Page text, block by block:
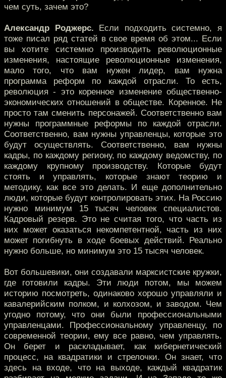
чем суть, зачем это?
Александр Роджерс. Если подходить системно, я
тоже писал ряд статей в свое время об этом... Если
вы хотите системно производить революционные
изменения, настоящие революционные изменения,
мало того, что вам нужен лидер, вам нужна
программа реформ по каждой отрасли. То есть,
революция - это коренное изменение общественно-
экономических отношений в обществе. Коренное. Не
просто там сменить персонажей. Соответственно вам
нужны программные реформы по каждой отрасли.
Соответственно, вам нужны управленцы, которые это
будут осуществлять. Соответственно, вам нужны
кадры, по каждому региону, по каждому ведомству, по
каждому крупному производству. Которые будут
стоять и управлять, которые знают теорию и
методику, как все это делать. И еще дополнительно
люди, которые будут контролировать этих. На Россию
нужно минимум 15 тысяч человек специалистов.
Кадровый резерв. Это не считая того, что часть из
них может оказаться некомпетентной, часть из них
может погибнуть в ходе боевых действий. Реально
нужно больше, но минимум это 15 тысяч человек.
Вот большевики, они создавали марксистские кружки,
где готовили кадры. Эти люди потом, мы можем
историю посмотреть, одинаково хорошо управляли и
кавалерийским полком, и колхозом, и заводом. Чем
угодно потому, что они были профессиональными
управленцами. Профессиональному управленцу, по
современной теории, ему все равно, чем управлять.
Он берет и раскладывает, как кибернетический
процесс, на квадратики и стрелочки. Он знает, что
здесь на входе, что на выходе, каждый квадратик